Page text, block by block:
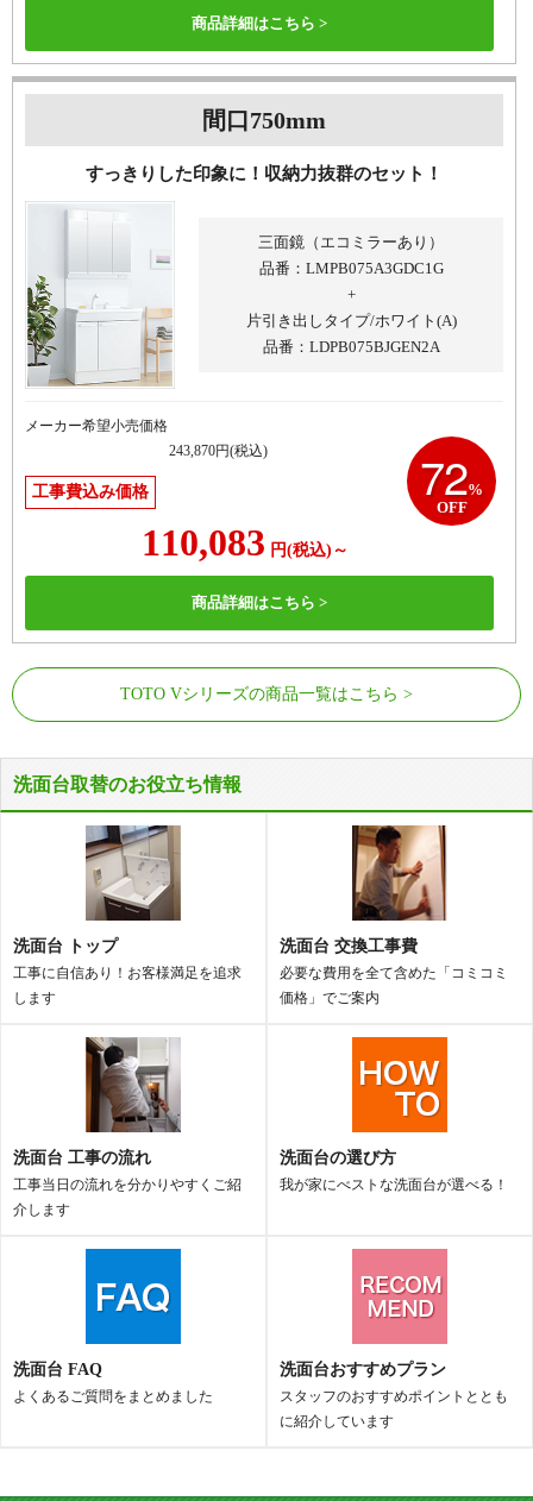
商品詳細はこちら >
間口750mm
すっきりした印象に！ 収納力抜群のセット！
三面鏡（エコミラーあり）
品番：LMPB075A3GDC1G
+
片引き出しタイプ/ホワイト(A)
品番：LDPB075BJGEN2A
72%
OFF
メーカー希望小売価格
243,870円(税込)
工事費込み価格
110,083 円(税込) ～
商品詳細はこちら >
TOTO Vシリーズの商品一覧はこちら
洗面台取替のお役立ち情報
洗面台 トップ
工事に自信あり！お客様満足を追求
します
洗面台 交換工事費
必要な費用を全て含めた「コミコミ
価格」でご案内
洗面台 工事の流れ
工事当日の流れを分かりやすくご紹
介します
洗面台の選び方
我が家にべストな洗面台が選べる！
洗面台 FAQ
よくあるご質問をまとめました
洗面台おすすめプラン
スタッフのおすすめポイントととも
に紹介しています